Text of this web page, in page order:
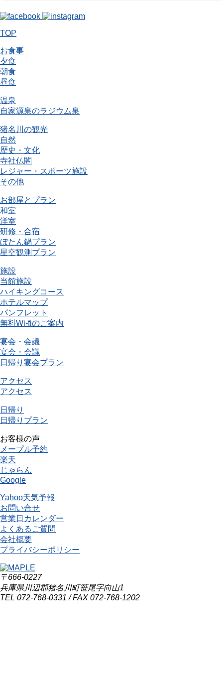
TOP
お食事
夕食
朝食
昼食
温泉
自家源泉のラジウム泉
猪名川の観光
自然
歴史・文化
寺社仏閣
レジャー・スポーツ施設
その他
お部屋とプラン
和室
洋室
研修・合宿
ぼたん鍋プラン
星空観測プラン
施設
当館施設
ハイキングコース
ホテルマップ
パンフレット
無料Wi-fiのご案内
宴会・会議
宴会・会議
日帰り宴会プラン
アクセス
アクセス
日帰り
日帰りプラン
お客様の声
メープル予約
楽天
じゃらん
Google
Yahoo天気予報
お問い合せ
営業日カレンダー
よくあるご質問
会社概要
プライバシーポリシー
〒666-0227
兵庫県川辺郡猪名川町笹尾字向山1
TEL 072-768-0331 / FAX 072-768-1202